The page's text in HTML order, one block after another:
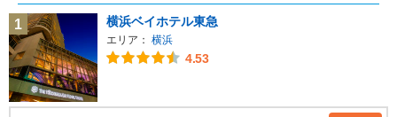
1 横浜ベイホテル東急
エリア： 横浜
4.53